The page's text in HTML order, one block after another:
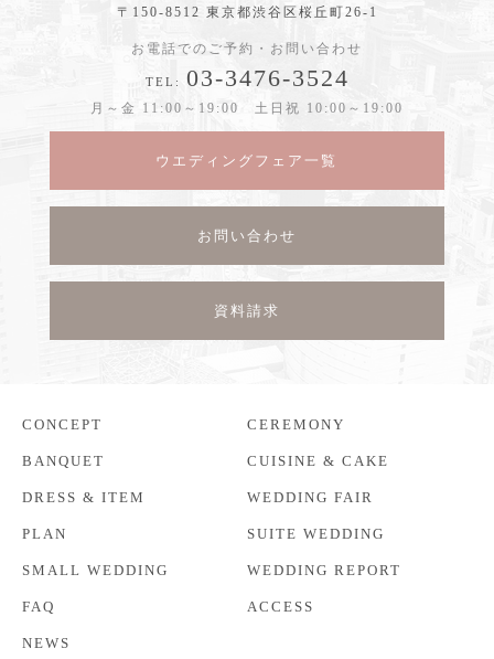
〒150-8512 東京都渋谷区桜丘町26-1
お電話でのご予約・お問い合わせ
TEL: 03-3476-3524
月～金 11:00～19:00 土日祝 10:00～19:00
ウエディングフェア一覧
お問い合わせ
資料請求
CONCEPT CEREMONY
BANQUET CUISINE & CAKE
DRESS & ITEM WEDDING FAIR
PLAN SUITE WEDDING
SMALL WEDDING WEDDING REPORT
FAQ ACCESS
NEWS